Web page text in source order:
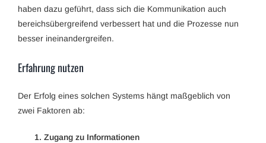
haben dazu geführt, dass sich die Kommunikation auch
bereichsübergreifend verbessert hat und die Prozesse nun
besser ineinandergreifen.
Erfahrung nutzen
Der Erfolg eines solchen Systems hängt maßgeblich von
zwei Faktoren ab:
1. Zugang zu Informationen